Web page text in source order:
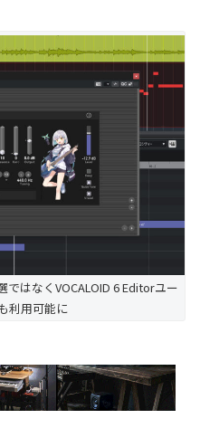
ではなくVOCALOID 6 Editorユー
利用可能に